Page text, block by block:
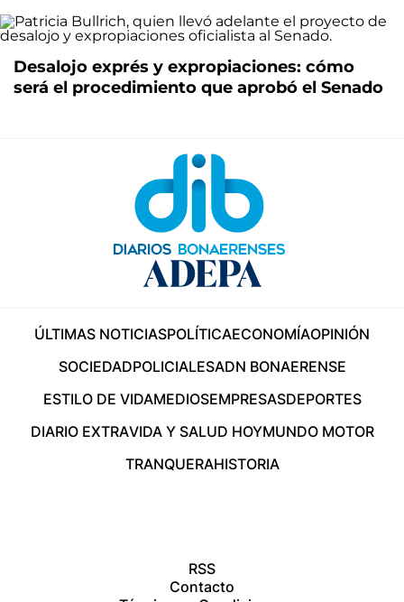
Desalojo exprés y expropiaciones: cómo
será el procedimiento que aprobó el Senado
ÚLTIMAS NOTICIASPOLÍTICAECONOMÍAOPINIÓN
SOCIEDADPOLICIALESADN BONAERENSE
ESTILO DE VIDAMEDIOSEMPRESASDEPORTES
DIARIO EXTRAVIDA Y SALUD HOYMUNDO MOTOR
TRANQUERAHISTORIA
RSS
Contacto